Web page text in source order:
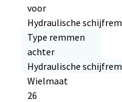
voor
Hydraulische schijfrem
Type remmen
achter
Hydraulische schijfrem
Wielmaat
26